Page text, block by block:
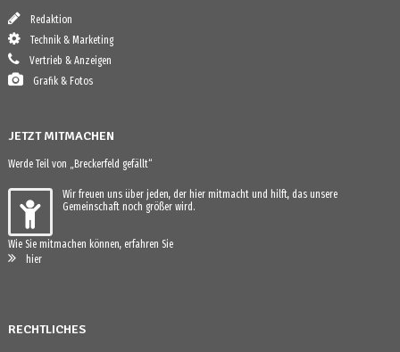
Redaktion
Technik & Marketing
Vertrieb & Anzeigen
Grafik & Fotos
JETZT MITMACHEN
Werde Teil von „Breckerfeld gefällt“
Wir freuen uns über jeden, der hier mitmacht und hilft, das unsere
Gemeinschaft noch größer wird.
Wie Sie mitmachen können, erfahren Sie
hier
RECHTLICHES